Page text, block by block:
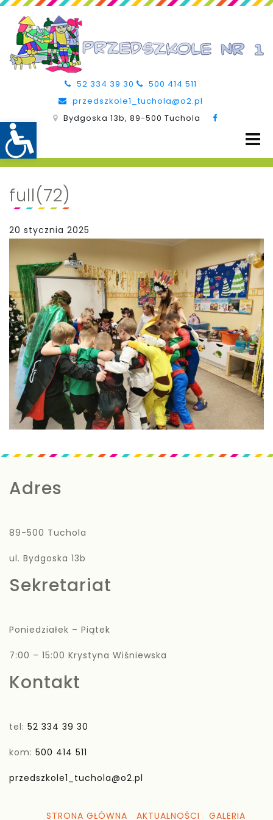
52 334 39 30
500 414 511
przedszkole1_tuchola@o2.pl
Bydgoska 13b, 89-500 Tuchola
full(72)
20 stycznia 2025
Adres
89-500 Tuchola
ul. Bydgoska 13b
Sekretariat
Poniedziałek – Piątek
7:00 – 15:00 Krystyna Wiśniewska
Kontakt
tel: 52 334 39 30
kom: 500 414 511
przedszkole1_tuchola@o2.pl
STRONA GŁÓWNA AKTUALNOŚCI GALERIA